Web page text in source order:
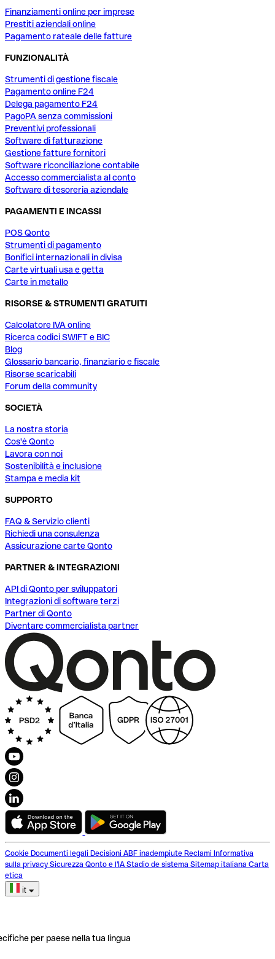
Finanziamenti online per imprese
Prestiti aziendali online
Pagamento rateale delle fatture
FUNZIONALITÀ
Strumenti di gestione fiscale
Pagamento online F24
Delega pagamento F24
PagoPA senza commissioni
Preventivi professionali
Software di fatturazione
Gestione fatture fornitori
Software riconciliazione contabile
Accesso commercialista al conto
Software di tesoreria aziendale
PAGAMENTI E INCASSI
POS Qonto
Strumenti di pagamento
Bonifici internazionali in divisa
Carte virtuali usa e getta
Carte in metallo
RISORSE & STRUMENTI GRATUITI
Calcolatore IVA online
Ricerca codici SWIFT e BIC
Blog
Glossario bancario, finanziario e fiscale
Risorse scaricabili
Forum della community
SOCIETÀ
La nostra storia
Cos'è Qonto
Lavora con noi
Sostenibilità e inclusione
Stampa e media kit
SUPPORTO
FAQ & Servizio clienti
Richiedi una consulenza
Assicurazione carte Qonto
PARTNER & INTEGRAZIONI
API di Qonto per sviluppatori
Integrazioni di software terzi
Partner di Qonto
Diventare commercialista partner
Cookie Documenti legali Decisioni ABF inadempiute Reclami Informativa
sulla privacy Sicurezza Qonto e l'IA Stadio de sistema Sitemap italiana Carta
etica
it
per paese nella tua lingua